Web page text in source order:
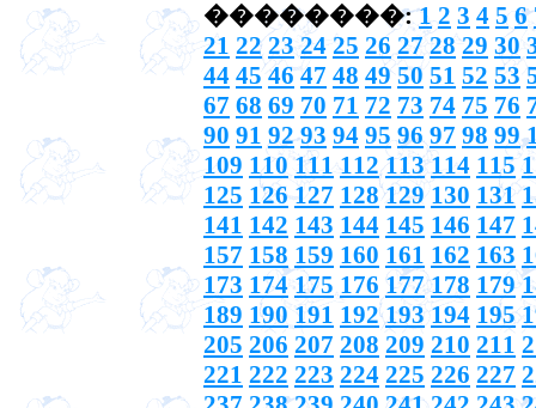
��������:1 2 3 4 5 6
21 22 23 24 25 26 27 28 29 30
44 45 46 47 48 49 50 51 52 53
67 68 69 70 71 72 73 74 75 76
90 91 92 93 94 95 96 97 98 99
109 110 111 112 113 114 115
125 126 127 128 129 130 131
141 142 143 144 145 146 147
157 158 159 160 161 162 163
173 174 175 176 177 178 179
189 190 191 192 193 194 195
205 206 207 208 209 210 211
221 222 223 224 225 226 227